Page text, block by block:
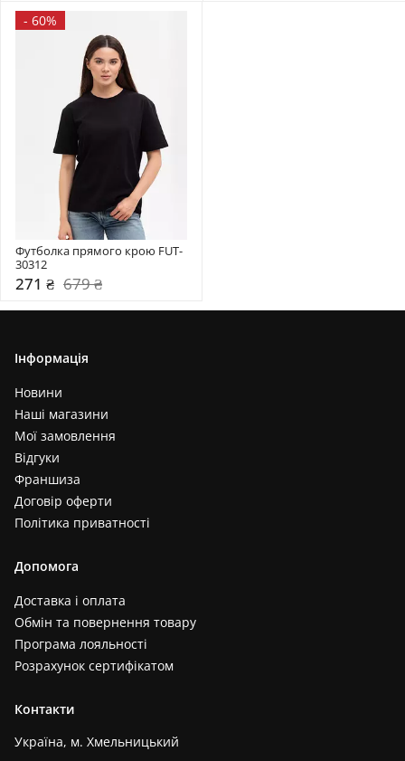
- 60%
Футболка прямого крою FUT-
30312
271 ₴ 679 ₴
Інформація
Новини
Наші магазини
Мої замовлення
Відгуки
Франшиза
Договір оферти
Політика приватності
Допомога
Доставка і оплата
Обмін та повернення товару
Програма лояльності
Розрахунок сертифікатом
Контакти
Україна, м. Хмельницький